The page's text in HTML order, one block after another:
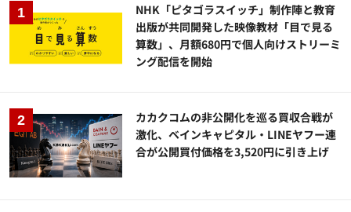
NHK「ピタゴラスイッチ」制作陣と教育
出版が共同開発した映像教材「目で見る
算数」、月額680円で個人向けストリーミ
ング配信を開始
カカクコムの非公開化を巡る買収合戦が
激化、ベインキャピタル・LINEヤフー連
合が公開買付価格を3,520円に引き上げ